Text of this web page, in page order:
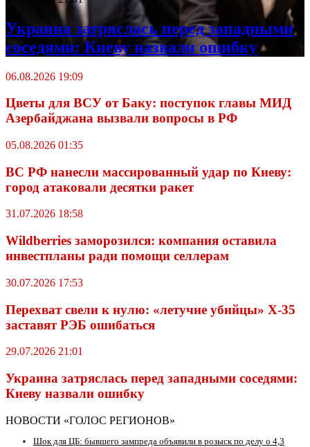
Украина затряслась перед западными
соседями: Киеву назвали ошибку
06.08.2026 19:09
Цветы для ВСУ от Баку: поступок главы МИД
Азербайджана вызвали вопросы в РФ
05.08.2026 01:35
ВС РФ нанесли массированный удар по Киеву:
город атаковали десятки ракет
31.07.2026 18:58
Wildberriеs заморозился: компания оставила
инвестпланы ради помощи селлерам
30.07.2026 17:53
Перехват свели к нулю: «летучие убийцы» X-35
заставят РЭБ ошибаться
29.07.2026 21:01
Украина затряслась перед западными соседями:
Киеву назвали ошибку
НОВОСТИ «ГОЛОС РЕГИОНОВ»
Шок для ЦБ: бывшего зампреда объявили в розыск по делу о 4,3